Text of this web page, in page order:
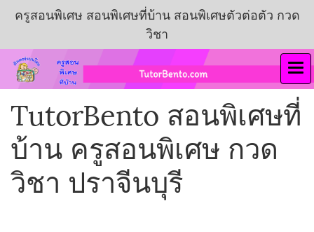
ครูสอนพิเศษ สอนพิเศษที่บ้าน สอนพิเศษตัวต่อตัว กวด
วิชา
TutorBento สอนพิเศษที่
บ้าน ครูสอนพิเศษ กวด
วิชา ปราจีนบุรี